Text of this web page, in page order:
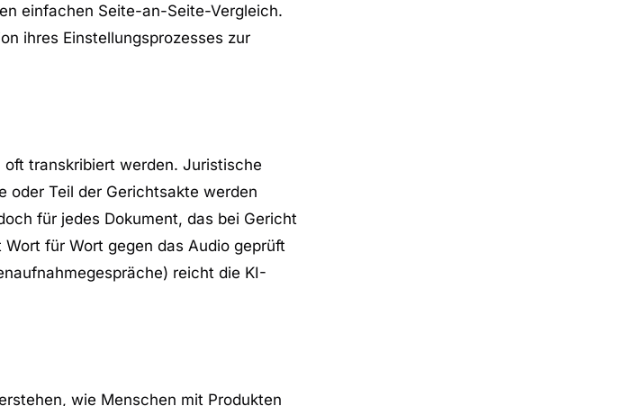
einfachen Seite-an-Seite-Vergleich.
ihres Einstellungsprozesses zur
transkribiert werden. Juristische
oder Teil der Gerichtsakte werden
für jedes Dokument, das bei Gericht
für Wort gegen das Audio geprüft
reicht die KI-
wie Menschen mit Produkten